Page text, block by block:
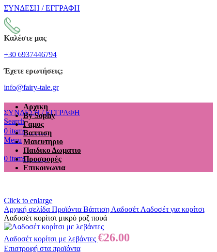
ΣΥΝΔΕΣΗ / ΕΓΓΡΑΦΗ
Καλέστε μας
+30 6937446794
Έχετε ερωτήσεις;
info@fairy-tale.gr
ΣΥΝΔΕΣΗ / ΕΓΓΡΑΦΗ
Search
0 items €0.00
Menu
0 items €0.00
Αρχικη
By Sophy
Γαμος
Βαπτιση
Μαιευτηριο
Παιδικο Δωματιο
Προσφορές
Επικοινωνια
Click to enlarge
Αρχική σελίδα Προϊόντα Βάπτιση Λαδοσέτ Λαδοσέτ για κορίτσι
Λαδοσέτ κορίτσι μικρό ροζ πουά
Λαδοσέτ κορίτσι με λεβάντες €26.00
Επιστροφή στα προϊόντα